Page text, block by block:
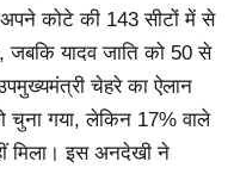
अपने कोटे की 143 सीटों में से
जबकि यादव जाति को 50 से
चेहरे का ऐलान
चुना गया, लेकिन 17% वाले
मिला। इस अनदेखी ने